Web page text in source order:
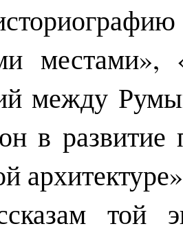
местами»,
между
в развитие
той